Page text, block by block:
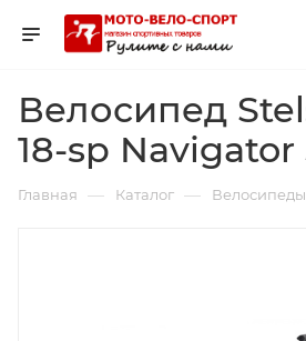
Велосипед
18-sp Navigator
Главная — Каталог — Велосипеды